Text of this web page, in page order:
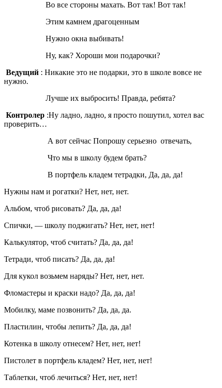
Во все стороны махать. Вот так! Вот так!
Этим камнем драгоценным
Нужно окна выбивать!
Ну, как? Хороши мои подарочки?
Ведущий : Никакие это не подарки, это в школе вовсе не
нужно.
Лучше их выбросить! Правда, ребята?
Контролер :Ну ладно, ладно, я просто пошутил, хотел вас
проверить…
А вот сейчас Попрошу серьезно отвечать,
Что мы в школу будем брать?
В портфель кладем тетрадки, Да, да, да!
Нужны нам и рогатки? Нет, нет, нет.
Альбом, чтоб рисовать? Да, да, да!
Спички, — школу поджигать? Нет, нет, нет!
Калькулятор, чтоб считать? Да, да, да!
Тетради, чтоб писать? Да, да, да!
Для кукол возьмем наряды? Нет, нет, нет.
Фломастеры и краски надо? Да, да, да!
Мобилку, маме позвонить? Да, да, да.
Пластилин, чтобы лепить? Да, да, да!
Котенка в школу отнесем? Нет, нет, нет!
Пистолет в портфель кладем? Нет, нет, нет!
Таблетки, чтоб лечиться? Нет, нет, нет!